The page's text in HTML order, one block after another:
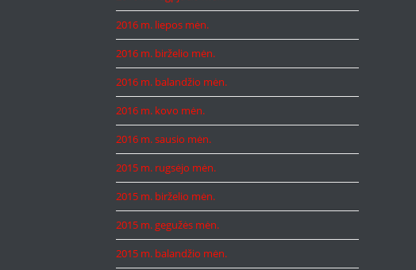
2016 m. liepos mėn.
2016 m. birželio mėn.
2016 m. balandžio mėn.
2016 m. kovo mėn.
2016 m. sausio mėn.
2015 m. rugsėjo mėn.
2015 m. birželio mėn.
2015 m. gegužės mėn.
2015 m. balandžio mėn.